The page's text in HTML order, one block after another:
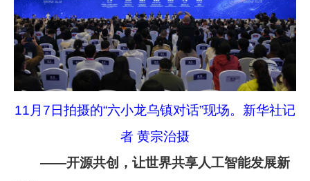
11月7日拍摄的“六小龙乌镇对话”现场。新华社记
者 黄宗治摄
——开源共创，让世界共享人工智能发展新